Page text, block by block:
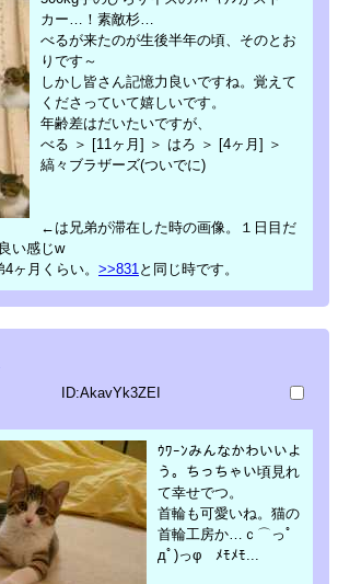
カー…！素敵杉…
べるが来たのが生後半年の頃、そのとお
りです～
しかし皆さん記憶力良いですね。覚えて
くださっていて嬉しいです。
年齢差はだいたいですが、
べる ＞ [11ヶ月] ＞ はろ ＞ [4ヶ月] ＞
縞々ブラザーズ(ついでに)
←は兄弟が滞在した時の画像。１日目だ
い感じw
ヶ月くらい。 >>831 と同じ時です。
ID:AkavYk3ZEI
ｳﾜｰﾝみんなかわいいよ
う。ちっちゃい頃見れ
て幸せでつ。
首輪も可愛いね。猫の
首輪工房か…ｃ⌒っﾟ
дﾟ)っφ ﾒﾓﾒﾓ...